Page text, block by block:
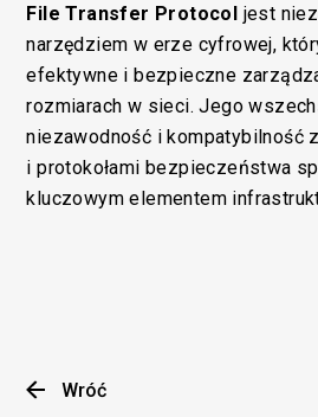
Wróć
File Transfer Protocol jest
narzędziem w erze cyfrowej,
efektywne i bezpieczne
rozmiarach w sieci. Jego
niezawodność i kompatybilność
i protokołami bezpieczeństwa
kluczowym elementem